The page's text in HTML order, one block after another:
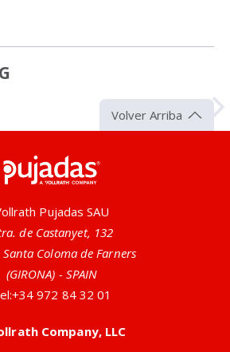
Naturales
Volver Arriba
Pujadas SAU
de Castanyet, 132
Santa Coloma de Farners
(GIRONA) - SPAIN
+34 972 84 32 01
Company, LLC